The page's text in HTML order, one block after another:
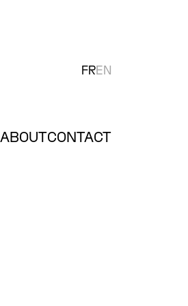
ABOUTCONTACT
FREN